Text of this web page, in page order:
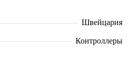
Швейцария
Контроллеры